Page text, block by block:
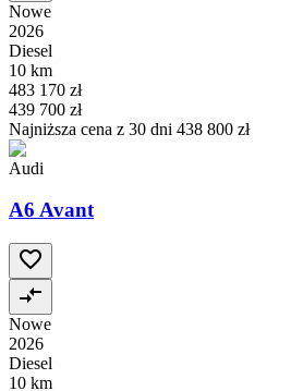
Nowe
2026
Diesel
10 km
483 170 zł
439 700 zł
Najniższa cena z 30 dni 438 800 zł
Audi
A6 Avant
Nowe
2026
Diesel
10 km